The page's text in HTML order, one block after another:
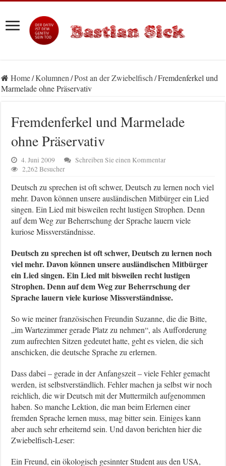
Home/Kolumnen/Post an der Zwiebelfisch/Fremdenferkel und
Marmelade ohne Präservativ
Fremdenferkel und Marmelade
ohne Präservativ
4. Juni 2009
Schreiben Sie einen Kommentar
2,262 Besucher
Deutsch zu sprechen ist oft schwer, Deutsch zu lernen noch viel
mehr. Davon können unsere ausländischen Mitbürger ein Lied
singen. Ein Lied mit bisweilen recht lustigen Strophen. Denn
auf dem Weg zur Beherrschung der Sprache lauern viele
kuriose Missverständnisse.
Deutsch zu sprechen ist oft schwer, Deutsch zu lernen noch
viel mehr. Davon können unsere ausländischen Mitbürger
ein Lied singen. Ein Lied mit bisweilen recht lustigen
Strophen. Denn auf dem Weg zur Beherrschung der
Sprache lauern viele kuriose Missverständnisse.
So wie meiner französischen Freundin Suzanne, die die Bitte,
„im Wartezimmer gerade Platz zu nehmen“, als Aufforderung
zum aufrechten Sitzen gedeutet hatte, geht es vielen, die sich
anschicken, die deutsche Sprache zu erlernen.
Dass dabei – gerade in der Anfangszeit – viele Fehler gemacht
werden, ist selbstverständlich. Fehler machen ja selbst wir noch
reichlich, die wir Deutsch mit der Muttermilch aufgenommen
haben. So manche Lektion, die man beim Erlernen einer
fremden Sprache lernen muss, mag bitter sein. Einiges kann
aber auch sehr erheiternd sein. Und davon berichten hier die
Zwiebelfisch-Leser:
Ein Freund, ein ökologisch gesinnter Student aus den USA,